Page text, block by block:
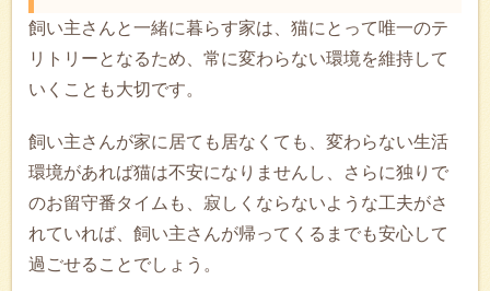
飼い主さんと一緒に暮らす家は、猫にとって唯一のテ
リトリーとなるため、常に変わらない環境を維持して
いくことも大切です。
飼い主さんが家に居ても居なくても、変わらない生活
環境があれば猫は不安になりませんし、さらに独りで
のお留守番タイムも、寂しくならないような工夫がさ
れていれば、飼い主さんが帰ってくるまでも安心して
過ごせることでしょう。